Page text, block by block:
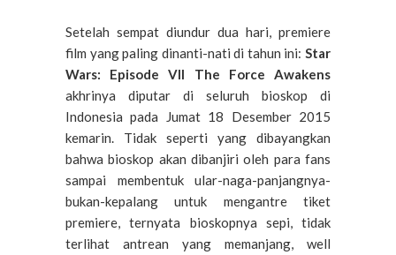
Setelah sempat diundur dua hari, premiere
film yang paling dinanti-nati di tahun ini: Star
Wars: Episode VII The Force Awakens
akhrinya diputar di seluruh bioskop di
Indonesia pada Jumat 18 Desember 2015
kemarin. Tidak seperti yang dibayangkan
bahwa bioskop akan dibanjiri oleh para fans
sampai membentuk ular-naga-panjangnya-
bukan-kepalang untuk mengantre tiket
premiere, ternyata bioskopnya sepi, tidak
terlihat antrean yang memanjang, well